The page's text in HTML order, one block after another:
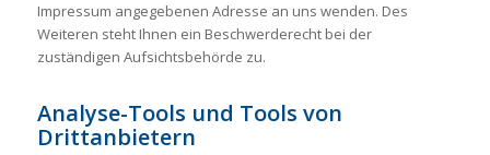
Impressum angegebenen Adresse an uns wenden. Des
Weiteren steht Ihnen ein Beschwerderecht bei der
zuständigen Aufsichtsbehörde zu.
Analyse-Tools und Tools von
Drittanbietern